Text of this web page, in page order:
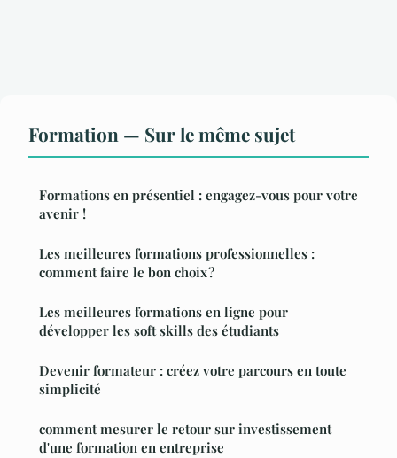
Formation — Sur le même sujet
Formations en présentiel : engagez-vous pour votre
avenir !
Les meilleures formations professionnelles :
comment faire le bon choix ?
Les meilleures formations en ligne pour
développer les soft skills des étudiants
Devenir formateur : créez votre parcours en toute
simplicité
comment mesurer le retour sur investissement
d'une formation en entreprise